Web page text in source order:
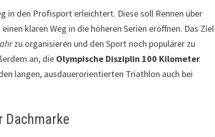
in den Profisport erleichtert. Diese soll Rennen über
klaren Weg in die höheren Serien eröffnen. Das Ziel
zu organisieren und den Sport noch populärer zu
an, die Olympische Disziplin 100 Kilometer
langen, ausdauerorientierten Triathlon auch bei
Dachmarke